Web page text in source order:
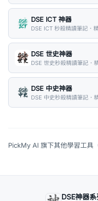
DSE ICT 神器
DSE ICT 秒殺精讀筆記．
DSE 世史神器
DSE 世史秒殺精讀筆記．
DSE 中史神器
DSE 中史秒殺精讀筆記．
PickMy AI 旗下其他學習工具
DSE神器系